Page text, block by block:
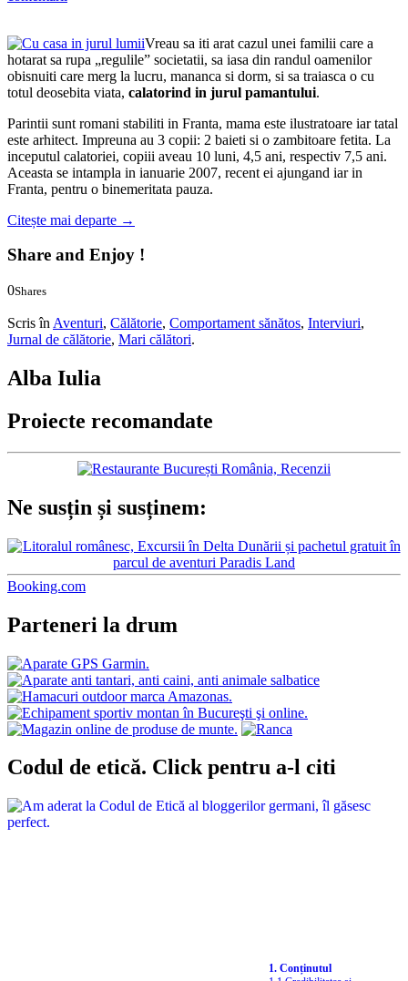
Vreau sa iti arat cazul unei familii care a
hotarat sa rupa „regulile” societatii, sa iasa din randul oamenilor
obisnuiti care merg la lucru, mananca si dorm, si sa traiasca o cu
totul deosebita viata, calatorind in jurul pamantului.
Parintii sunt romani stabiliti in Franta, mama este ilustratoare iar tatal
este arhitect. Impreuna au 3 copii: 2 baieti si o zambitoare fetita. La
inceputul calatoriei, copiii aveau 10 luni, 4,5 ani, respectiv 7,5 ani.
Aceasta se intampla in ianuarie 2007, recent ei ajungand iar in
Franta, pentru o binemeritata pauza.
Citește mai departe →
Share and Enjoy !
0Shares
Scris înAventuri, Călătorie, Comportament sănătos, Interviuri,
Jurnal de călătorie, Mari călători.
Alba Iulia
Proiecte recomandate
Ne susțin și susținem:
Booking.com
Parteneri la drum
Codul de etică. Click pentru a-l citi
1. Conținutul